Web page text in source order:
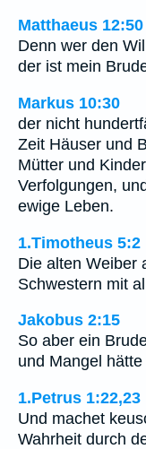
Matthaeus 12:50
Denn wer den
der ist mein
Markus 10:30
der nicht
Zeit Häuser und
Mütter und
Verfolgungen,
ewige Leben.
1.Timotheus 5:2
Die alten Weiber
Schwestern mit
Jakobus 2:15
So aber ein
und Mangel
1.Petrus 1:22,23
Und machet
Wahrheit durch